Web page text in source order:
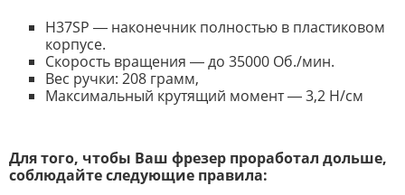
H37SP ― наконечник полностью в пластиковом
корпусе.
Скорость вращения ― до 35000 Об./мин.
Вес ручки: 208 грамм,
Максимальный крутящий момент ― 3,2 Н/см
Для того, чтобы Ваш фрезер проработал дольше,
соблюдайте следующие правила: